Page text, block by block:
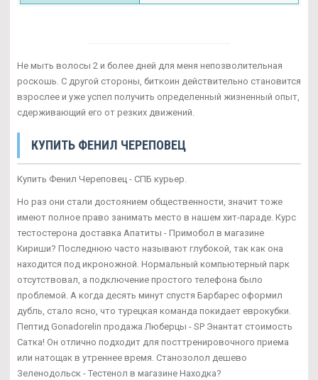
Не мыть волосы 2 и более дней для меня непозволительная
роскошь. С другой стороны, биткоин действительно становится
взрослее и уже успел получить определенный жизненный опыт,
сдерживающий его от резких движений.
КУПИТЬ ФЕНИЛ ЧЕРЕПОВЕЦ
Купить Фенил Череповец - СПБ курьер.
Но раз они стали достоянием общественности, значит тоже
имеют полное право занимать место в нашем хит-параде. Курс
тестостерона доставка Апатиты - Примобол в магазине
Кириши? Последнюю часто называют глубокой, так как она
находится под икроножной. Нормальный компьютерный парк
отсутствовал, а подключение простого телефона было
проблемой. А когда десять минут спустя Барбарес оформил
дубль, стало ясно, что турецкая команда покидает еврокубки.
Пептид Gonadorelin продажа Люберцы - SP Энантат стоимость
Сатка! Он отлично подходит для посттренировочного приема
или натощак в утреннее время. Станозолол дешево
Зеленодольск - Тестенол в магазине Находка?